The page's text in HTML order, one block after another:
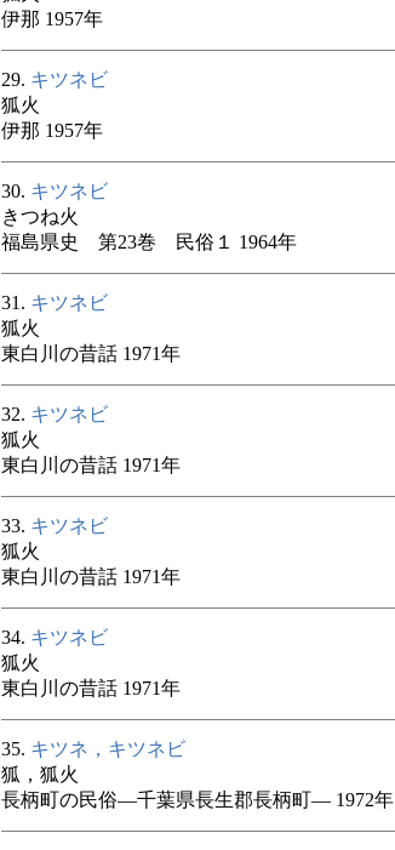
伊那 1957年
29. キツネビ
狐火
伊那 1957年
30. キツネビ
きつね火
福島県史 第23巻 民俗１ 1964年
31. キツネビ
狐火
東白川の昔話 1971年
32. キツネビ
狐火
東白川の昔話 1971年
33. キツネビ
狐火
東白川の昔話 1971年
34. キツネビ
狐火
東白川の昔話 1971年
35. キツネ，キツネビ
狐，狐火
長柄町の民俗―千葉県長生郡長柄町― 1972年